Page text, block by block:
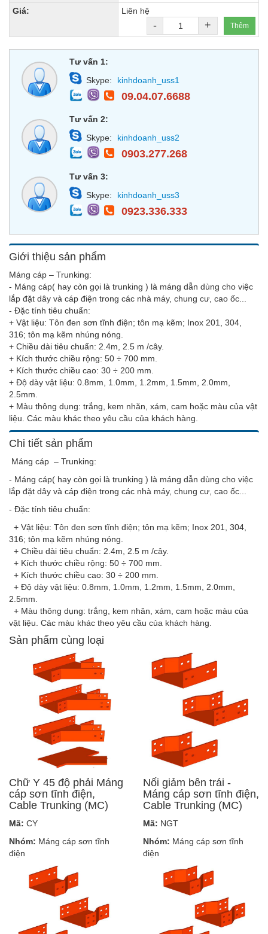
Giá:
Liên hệ
- + Thêm
Tư vấn 1:
Skype:
kinhdoanh_uss1
09.04.07.6688
Tư vấn 2:
Skype:
kinhdoanh_uss2
0903.277.268
Tư vấn 3:
Skype:
kinhdoanh_uss3
0923.336.333
Giới thiệu sản phẩm
Máng cáp – Trunking:
- Máng cáp( hay còn gọi là trunking ) là máng dẫn dùng cho việc
lắp đặt dây và cáp điện trong các nhà máy, chung cư, cao ốc...
- Đặc tính tiêu chuẩn:
+ Vật liệu: Tôn đen sơn tĩnh điện; tôn mạ kẽm; Inox 201, 304,
316; tôn mạ kẽm nhúng nóng.
+ Chiều dài tiêu chuẩn: 2.4m, 2.5 m /cây.
+ Kích thước chiều rộng: 50 ÷ 700 mm.
+ Kích thước chiều cao: 30 ÷ 200 mm.
+ Độ dày vật liệu: 0.8mm, 1.0mm, 1.2mm, 1.5mm, 2.0mm,
2.5mm.
+ Màu thông dụng: trắng, kem nhăn, xám, cam hoặc màu của vật
liệu. Các màu khác theo yêu cầu của khách hàng.
Chi tiết sản phẩm
Máng cáp – Trunking:
- Máng cáp( hay còn gọi là trunking ) là máng dẫn dùng cho việc
lắp đặt dây và cáp điện trong các nhà máy, chung cư, cao ốc...
- Đặc tính tiêu chuẩn:
+ Vật liệu: Tôn đen sơn tĩnh điện; tôn mạ kẽm; Inox 201, 304,
316; tôn mạ kẽm nhúng nóng.
+ Chiều dài tiêu chuẩn: 2.4m, 2.5 m /cây.
+ Kích thước chiều rộng: 50 ÷ 700 mm.
+ Kích thước chiều cao: 30 ÷ 200 mm.
+ Độ dày vật liệu: 0.8mm, 1.0mm, 1.2mm, 1.5mm, 2.0mm,
2.5mm.
+ Màu thông dụng: trắng, kem nhăn, xám, cam hoặc màu của
vật liệu. Các màu khác theo yêu cầu của khách hàng.
Sản phẩm cùng loại
Chữ Y 45 độ phải Máng
cáp sơn tĩnh điện,
Cable Trunking (MC)
Mã: CY
Nhóm: Máng cáp sơn tĩnh
điện
Nối giảm bên trái -
Máng cáp sơn tĩnh điện,
Cable Trunking (MC)
Mã: NGT
Nhóm: Máng cáp sơn tĩnh
điện